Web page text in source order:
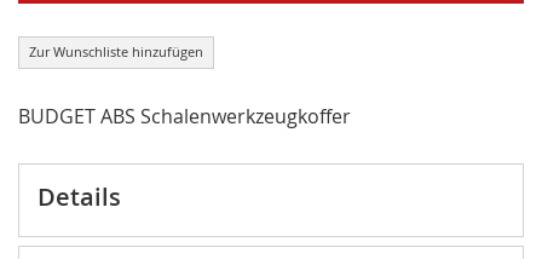
Zur Wunschliste hinzufügen
BUDGET ABS Schalenwerkzeugkoffer
Details